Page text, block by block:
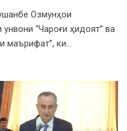
Озмунҳои
“Чароғи ҳидоят” ва
маърифат”, ки…